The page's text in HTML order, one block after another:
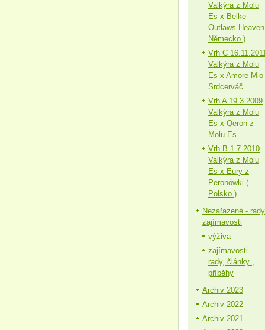
Valkýra z Molu
Es x Belke
Outlaws
Německo )
Vrh C
Valkýra z Molu
Es x Amore Mio
Srdcerváč
Vrh A 19.3.2009
Valkýra z Molu
Es x Qeron z
Molu Es
Vrh B 1.7.2010
Valkýra z Molu
Es x Eury z
Peronówki (
Polsko )
Nezařazené -
zajímavosti
výživa
zajímavosti -
rady, články ,
příběhy
Archiv 2023
Archiv 2022
Archiv 2021